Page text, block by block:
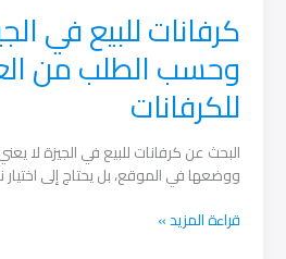
كرفانات للبيع في
وحسب الطلب من
للكرفانات
البحث عن كرفانات للبيع في الجيزة لا
ووضعها في الموقع، بل يحتاج إلى اختيار
كرفانات
قراءة المزيد »